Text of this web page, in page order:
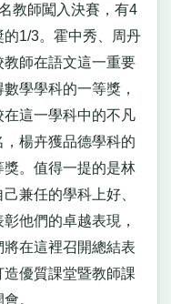
教師闖入決賽，有4
1/3。霍中秀、周丹
師在語文這一重要
學學科的一等獎，
這一學科中的不凡
楊卉獲品德學科的
。值得一提的是林
兼任的學科上好、
他們的卓越表現，
在這裡召開總結表
優質課堂暨教師課
。